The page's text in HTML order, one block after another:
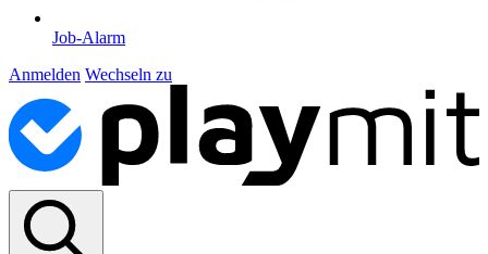
Job-Alarm
Anmelden Wechseln zu